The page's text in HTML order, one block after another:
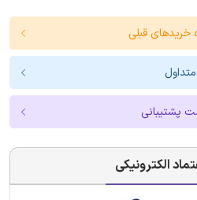
خریدهای قبلی
پشتیبانی
الکترونیکی